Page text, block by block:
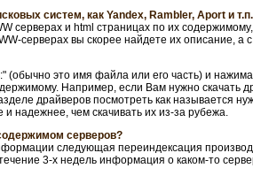
систем, как Yandex, Rambler, Aport и
серверах и html страницах по их
серверах вы скорее найдете их описание, а
(обычно это имя файла или его часть) и
Например, если Вам нужно скачать
драйверов посмотреть как называется
и надежнее, чем скачивать их из-за рубежа.
серверов?
следующая переиндексация
3-х недель информация о каком-то